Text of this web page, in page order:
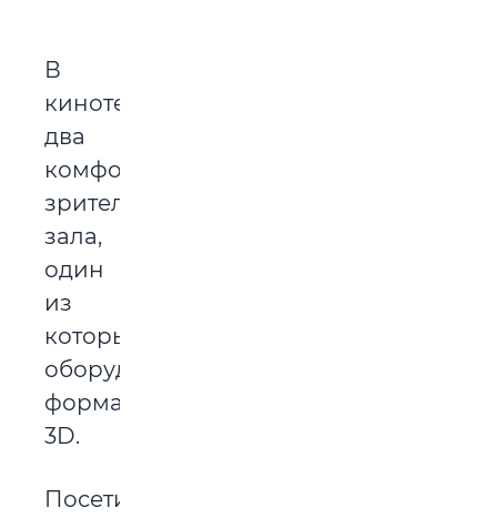
В
кинотеатре
два
комфортабельных
зрительных
зала,
один
из
которых
оборудован
форматом
3D.
Посетители